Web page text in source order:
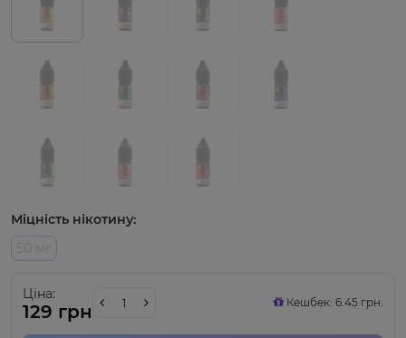
Міцність нікотину:
Ціна:
129 грн Кешбек: 6.45 грн.